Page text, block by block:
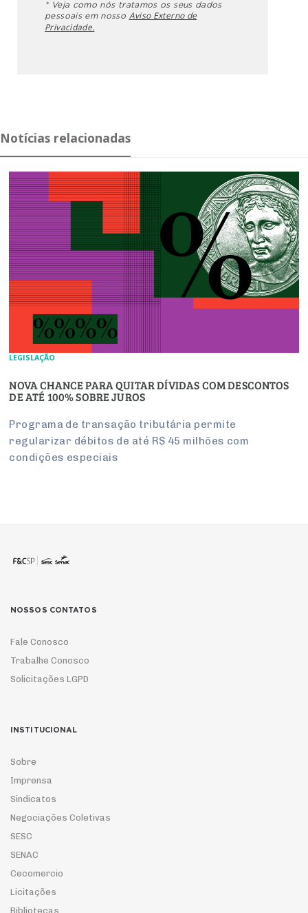
* Veja como nós tratamos os seus dados
pessoais em nosso Aviso Externo de
Privacidade.
Notícias relacionadas
LEGISLAÇÃO
NOVA CHANCE PARA QUITAR DÍVIDAS COM DESCONTOS
DE ATÉ 100% SOBRE JUROS
Programa de transação tributária permite
regularizar débitos de até R$ 45 milhões com
condições especiais
NOSSOS CONTATOS
Fale Conosco
Trabalhe Conosco
Solicitações LGPD
INSTITUCIONAL
Sobre
Imprensa
Sindicatos
Negociações Coletivas
SESC
SENAC
Cecomercio
Licitações
Bibliotecas